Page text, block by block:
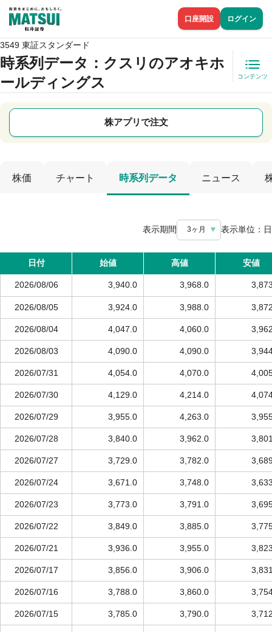
口座開設 ログイン
3549 東証スタンダード
時系列データ ：クスリのアオキホ
ールディングス
コンテンツ
株アプリで注文
株価 チャート 時系列データ ニュース
表示期間 3ヶ月 表示単位： 日
日付 始値 高値 安値
2026/08/06 3,940.0 3,968.0
2026/08/05 3,924.0 3,988.0
2026/08/04 4,047.0 4,060.0
2026/08/03 4,090.0 4,090.0
2026/07/31 4,054.0 4,070.0
2026/07/30 4,129.0 4,214.0
2026/07/29 3,955.0 4,263.0
2026/07/28 3,840.0 3,962.0
2026/07/27 3,729.0 3,782.0
2026/07/24 3,671.0 3,748.0
2026/07/23 3,773.0 3,791.0
2026/07/22 3,849.0 3,885.0
2026/07/21 3,936.0 3,955.0
2026/07/17 3,856.0 3,906.0
2026/07/16 3,788.0 3,860.0
2026/07/15 3,785.0 3,790.0